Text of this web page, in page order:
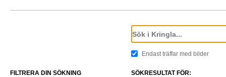
Endast träffar med bilder
SÖKRESULTAT FÖR:
FILTRERA DIN SÖKNING